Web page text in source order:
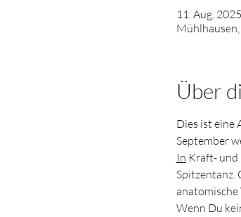
11. Aug.
Über
Dies ist eine
September
In Kraft- und
Spitzentanz.
anatomische
Wenn Du